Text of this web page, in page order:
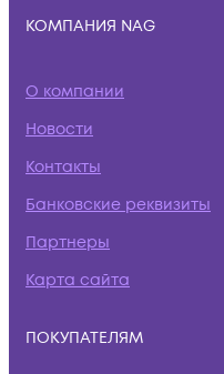
КОМПАНИЯ NAG
О компании
Новости
Контакты
Банковские реквизиты
Партнеры
Карта сайта
ПОКУПАТЕЛЯМ